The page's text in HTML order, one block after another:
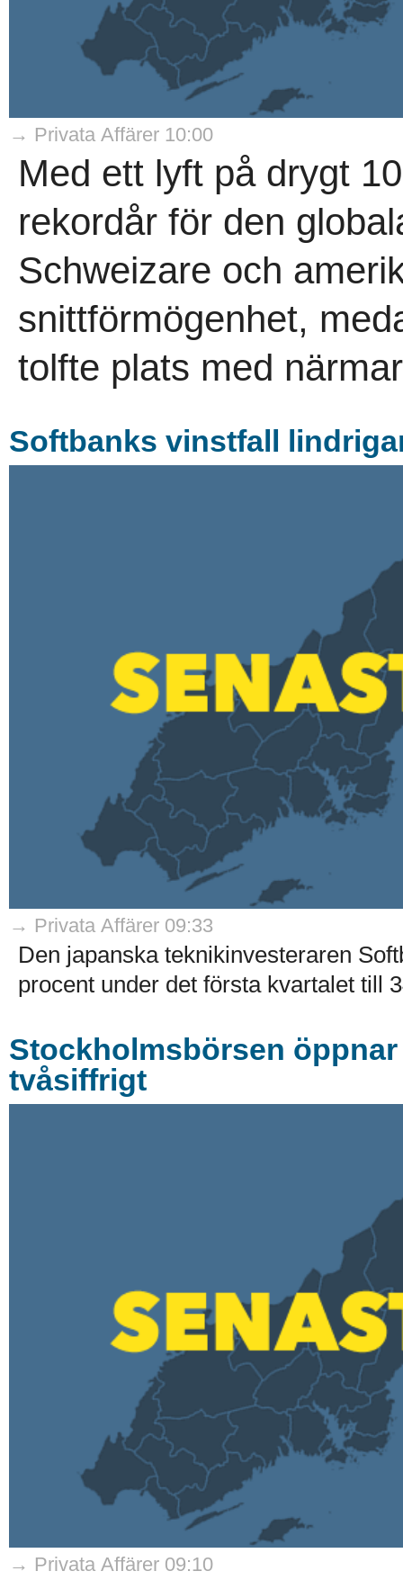
→ Privata Affärer 10:00
Med ett lyft på drygt
rekordår för den
Schweizare och
snittförmögenhet,
tolfte plats med
Softbanks vinstfall
→ Privata Affärer 09:33
Den japanska teknikinvesteraren
procent under det första kvartalet till
Stockholmsbörsen
tvåsiffrigt
→ Privata Affärer 09:10